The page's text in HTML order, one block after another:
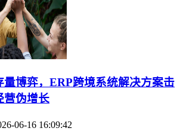
量博弈，ERP跨境系统解决方案击
营伪增长
06-16 16:09:42